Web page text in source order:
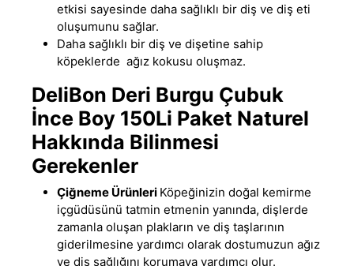
etkisi sayesinde daha sağlıklı bir diş ve diş eti
oluşumunu sağlar.
Daha sağlıklı bir diş ve dişetine sahip
köpeklerde ağız kokusu oluşmaz.
DeliBon Deri Burgu Çubuk
İnce Boy 150Li Paket Naturel
Hakkında Bilinmesi
Gerekenler
Çiğneme Ürünleri Köpeğinizin doğal kemirme
içgüdüsünü tatmin etmenin yanında, dişlerde
zamanla oluşan plakların ve diş taşlarının
giderilmesine yardımcı olarak dostumuzun ağız
ve diş sağlığını korumaya yardımcı olur.